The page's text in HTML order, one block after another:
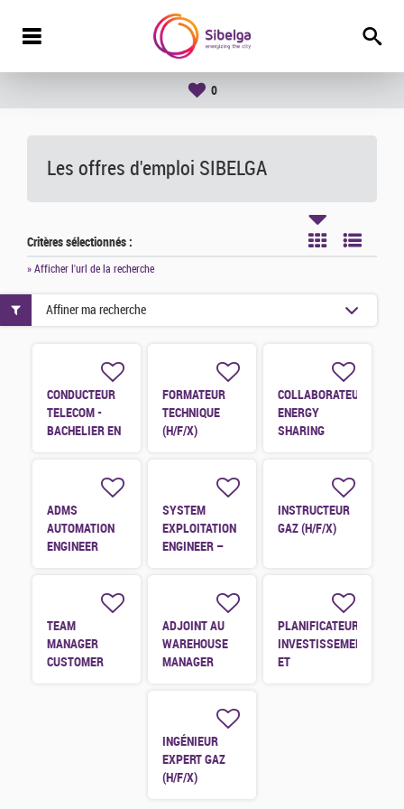
0
Les offres d'emploi SIBELGA
Critères sélectionnés :
» Afficher l'url de la recherche
CONDUCTEUR
TELECOM -
BACHELIER EN
FORMATEUR
TECHNIQUE
(H/F/X)
COLLABORATEUR
ENERGY
SHARING
ADMS
AUTOMATION
ENGINEER
SYSTEM
EXPLOITATION
ENGINEER –
INSTRUCTEUR
GAZ (H/F/X)
TEAM
MANAGER
CUSTOMER
ADJOINT AU
WAREHOUSE
MANAGER
PLANIFICATEUR
INVESTISSEMENT
ET
INGÉNIEUR
EXPERT GAZ
(H/F/X)
Affiner ma recherche